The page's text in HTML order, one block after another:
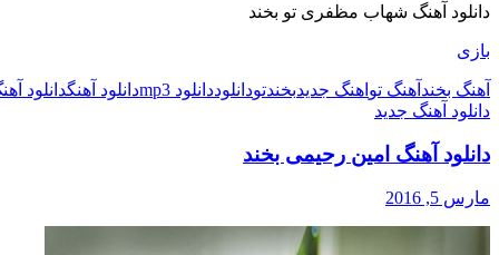
دانلود آهنگ شهاب مظفری تو بخند
بازی
آهنگ بخند آهنگ تو اهنگ جدیدبخندتودانلوددانلود mp3 دانلود آهنگدانلود
دانلود آهنگ جدید
دانلود آهنگ امین رحیمی بخند
مارس 5, 2016